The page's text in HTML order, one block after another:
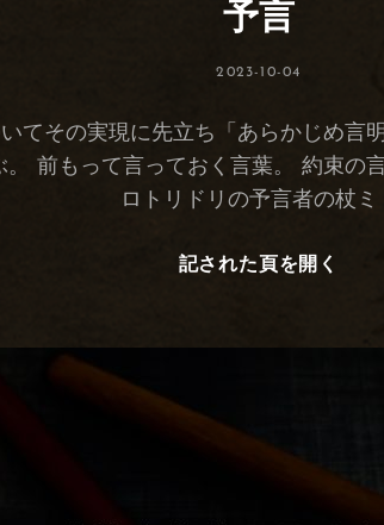
予言
投
2023-10-04
てその実現に先立ち「あらかじめ言
。 前もって言っておく言葉。 約束の
ロトリドリの予言者の杖ミ
記された頁を開く